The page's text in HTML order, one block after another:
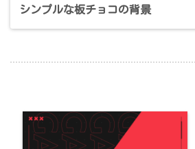
シンプルな板チョコの背景